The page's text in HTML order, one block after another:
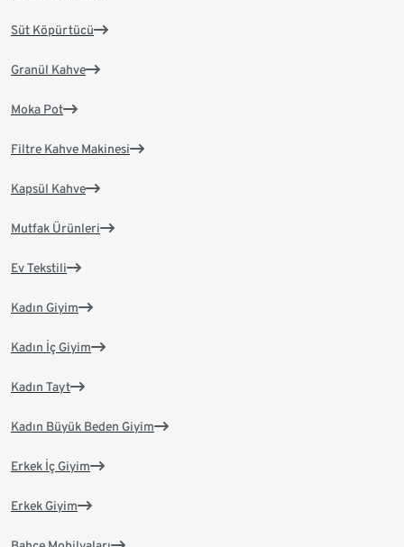
Süt Köpürtücü
Granül Kahve
Moka Pot
Filtre Kahve Makinesi
Kapsül Kahve
Mutfak Ürünleri
Ev Tekstili
Kadın Giyim
Kadın İç Giyim
Kadın Tayt
Kadın Büyük Beden Giyim
Erkek İç Giyim
Erkek Giyim